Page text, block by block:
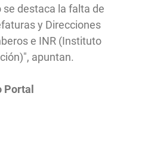
destaca la falta de
y Direcciones
e INR (Instituto
apuntan.